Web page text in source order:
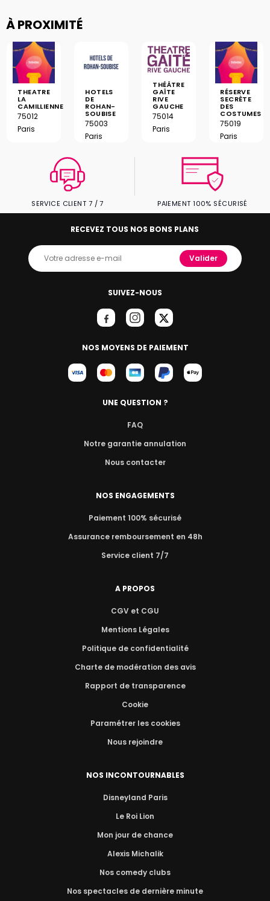
À PROXIMITÉ
THEATRE
LA
CAMILLIENNE
75012
Paris
HOTELS
DE
ROHAN-
SOUBISE
75003
Paris
THÉÂTRE
GAÎTE
RIVE
GAUCHE
75014
Paris
RÉSERVE
SECRÈTE
DES
COSTUMES
75019
Paris
SERVICE CLIENT 7 / 7 PAIEMENT 100% SÉCURISÉ
SUIVEZ-NOUS
NOS MOYENS DE PAIEMENT
RECEVEZ TOUS NOS BONS PLANS
Valider
UNE QUESTION ?
FAQ
Notre garantie annulation
Nous contacter
NOS ENGAGEMENTS
Paiement 100% sécurisé
Assurance remboursement en 48h
Service client 7/7
A PROPOS
CGV et CGU
Mentions Légales
Politique de confidentialité
Charte de modération des avis
Rapport de transparence
Cookie
Paramétrer les cookies
Nous rejoindre
NOS INCONTOURNABLES
Disneyland Paris
Le Roi Lion
Mon jour de chance
Alexis Michalik
Nos comedy clubs
Nos spectacles de dernière minute